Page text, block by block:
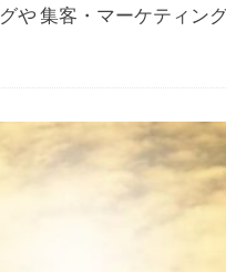
や 集客・マーケティン